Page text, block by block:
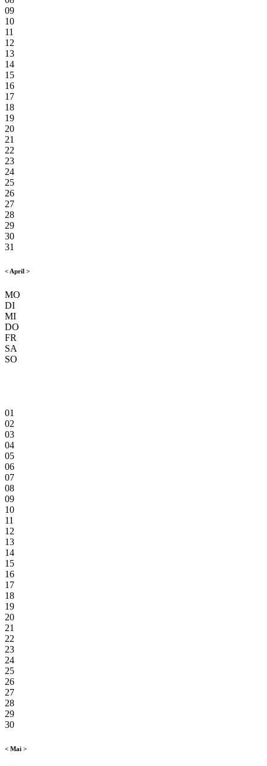
09
10
11
12
13
14
15
16
17
18
19
20
21
22
23
24
25
26
27
28
29
30
31
< April >
MO
DI
MI
DO
FR
SA
SO
01
02
03
04
05
06
07
08
09
10
11
12
13
14
15
16
17
18
19
20
21
22
23
24
25
26
27
28
29
30
< Mai >